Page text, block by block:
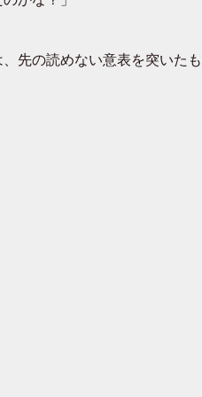
先の読めない意表を突いた